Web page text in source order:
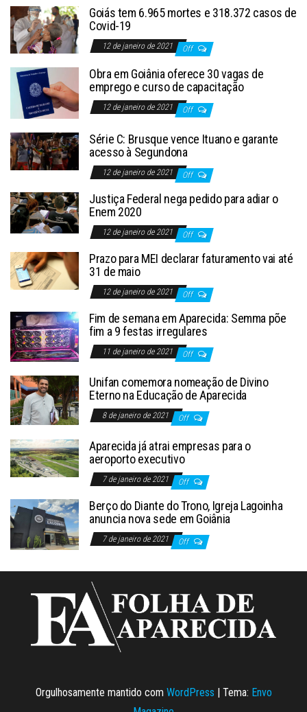
Goiás tem 6.965 mortes e 318.372 casos de
Covid-19
12 de janeiro de 2021 Off
Obra em Goiânia oferece 30 vagas de
emprego e curso de capacitação
12 de janeiro de 2021 Off
Série C: Brusque vence Ituano e garante
acesso à Segundona
12 de janeiro de 2021 Off
Justiça Federal nega pedido para adiar o
Enem 2020
12 de janeiro de 2021 Off
Prazo para MEI declarar faturamento vai até
31 de maio
12 de janeiro de 2021 Off
Fim de semana em Aparecida: Semma põe
fim a 9 festas irregulares
11 de janeiro de 2021 Off
Unifan comemora nomeação de Divino
Eterno na Educação de Aparecida
8 de janeiro de 2021 Off
Aparecida já atrai empresas para o
aeroporto executivo
7 de janeiro de 2021 Off
Berço do Diante do Trono, Igreja Lagoinha
anuncia nova sede em Goiânia
7 de janeiro de 2021 Off
Orgulhosamente mantido com WordPress | Tema: Envo